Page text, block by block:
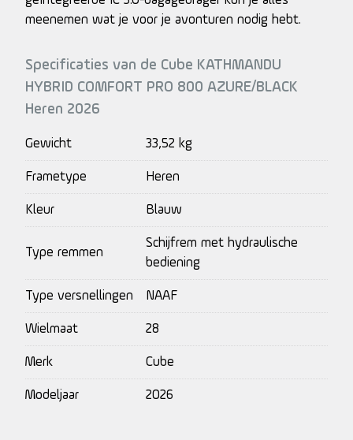
meenemen wat je voor je avonturen nodig hebt.
Specificaties van de Cube KATHMANDU
HYBRID COMFORT PRO 800 AZURE/BLACK
Heren 2026
Gewicht 33,52 kg
Frametype Heren
Kleur Blauw
Type remmen
Schijfrem met hydraulische
bediening
Type versnellingen NAAF
Wielmaat 28
Merk Cube
Modeljaar 2026